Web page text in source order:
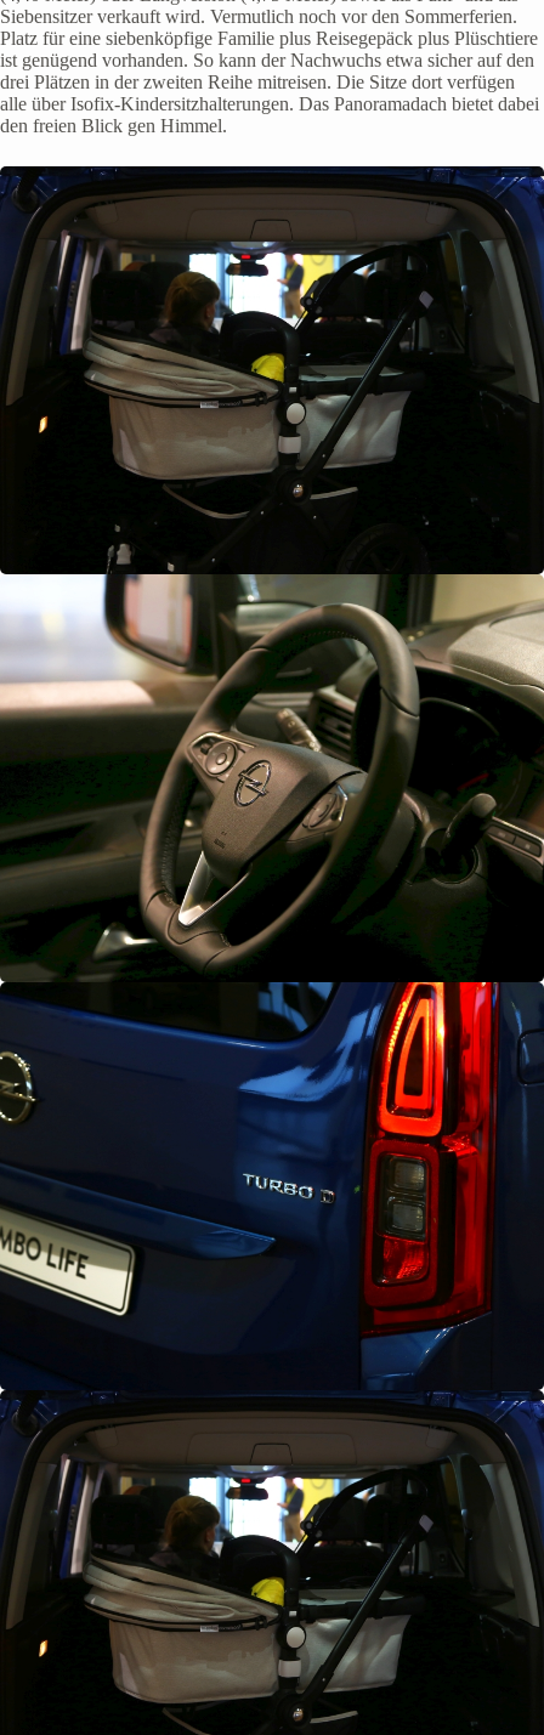
Siebensitzer verkauft wird. Vermutlich noch vor den Sommerferien.
Platz für eine siebenköpfige Familie plus Reisegepäck plus Plüschtiere
ist genügend vorhanden. So kann der Nachwuchs etwa sicher auf den
drei Plätzen in der zweiten Reihe mitreisen. Die Sitze dort verfügen
alle über Isofix-Kindersitzhalterungen. Das Panoramadach bietet dabei
den freien Blick gen Himmel.